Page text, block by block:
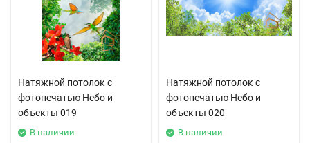
Натяжной потолок с
фотопечатью Небо и
объекты 019
В наличии
Натяжной потолок с
фотопечатью Небо и
объекты 020
В наличии